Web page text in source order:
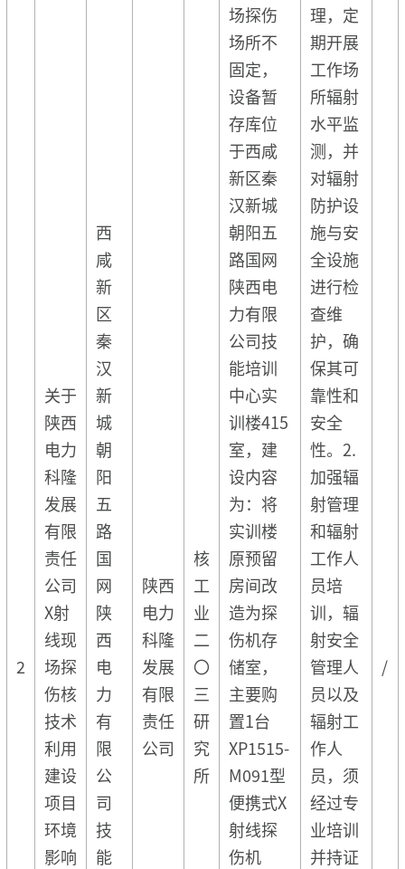
2
关于
陕西
电力
科隆
发展
有限
责任
公司
X射
线现
场探
伤核
技术
利用
建设
项目
环境
影响
西
咸
新
区
秦
汉
新
城
朝
阳
五
路
国
网
陕
西
电
力
有
限
公
司
技
能
陕西
电力
科隆
发展
有限
责任
公司
核
工
业
二
〇
三
研
究
所
场探伤
场所不
固定，
设备暂
存库位
于西咸
新区秦
汉新城
朝阳五
路国网
陕西电
力有限
公司技
能培训
中心实
训楼415
室，建
设内容
为：将
实训楼
原预留
房间改
造为探
伤机存
储室，
主要购
置1台
XP1515-
M091型
便携式X
射线探
伤机
理，定
期开展
工作场
所辐射
水平监
测，并
对辐射
防护设
施与安
全设施
进行检
查维
护，确
保其可
靠性和
安全
性。2.
加强辐
射管理
和辐射
工作人
员培
训，辐
射安全
管理人
员以及
辐射工
作人
员，须
经过专
业培训
并持证
/